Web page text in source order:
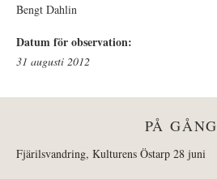
Bengt Dahlin
Datum för observation:
31 augusti 2012
PÅ GÅNG
Fjärilsvandring, Kulturens Östarp 28 juni